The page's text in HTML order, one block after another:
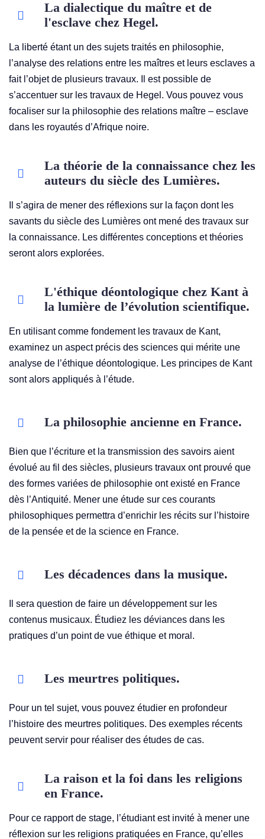
La dialectique du maître et de
l'esclave chez Hegel.
La liberté étant un des sujets traités en philosophie,
l’analyse des relations entre les maîtres et leurs esclaves a
fait l’objet de plusieurs travaux. Il est possible de
s’accentuer sur les travaux de Hegel. Vous pouvez vous
focaliser sur la philosophie des relations maître – esclave
dans les royautés d’Afrique noire.
La théorie de la connaissance chez les
auteurs du siècle des Lumières.
Il s’agira de mener des réflexions sur la façon dont les
savants du siècle des Lumières ont mené des travaux sur
la connaissance. Les différentes conceptions et théories
seront alors explorées.
L'éthique déontologique chez Kant à
la lumière de l’évolution scientifique.
En utilisant comme fondement les travaux de Kant,
examinez un aspect précis des sciences qui mérite une
analyse de l’éthique déontologique. Les principes de Kant
sont alors appliqués à l’étude.
La philosophie ancienne en France.
Bien que l’écriture et la transmission des savoirs aient
évolué au fil des siècles, plusieurs travaux ont prouvé que
des formes variées de philosophie ont existé en France
dès l’Antiquité. Mener une étude sur ces courants
philosophiques permettra d’enrichir les récits sur l’histoire
de la pensée et de la science en France.
Les décadences dans la musique.
Il sera question de faire un développement sur les
contenus musicaux. Étudiez les déviances dans les
pratiques d’un point de vue éthique et moral.
Les meurtres politiques.
Pour un tel sujet, vous pouvez étudier en profondeur
l’histoire des meurtres politiques. Des exemples récents
peuvent servir pour réaliser des études de cas.
La raison et la foi dans les religions
en France.
Pour ce rapport de stage, l’étudiant est invité à mener une
réflexion sur les religions pratiquées en France, qu’elles